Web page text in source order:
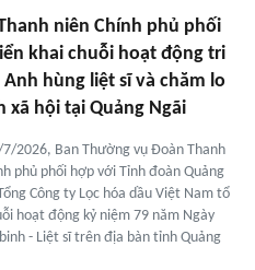
niên Chính phủ phối
khai chuỗi hoạt động tri
Anh hùng liệt sĩ và chăm lo
xã hội tại Quảng Ngãi
7/2026, Ban Thường vụ Đoàn Thanh
phủ phối hợp với Tỉnh đoàn Quảng
Công ty Lọc hóa dầu Việt Nam tổ
hoạt động kỷ niệm 79 năm Ngày
- Liệt sĩ trên địa bàn tỉnh Quảng